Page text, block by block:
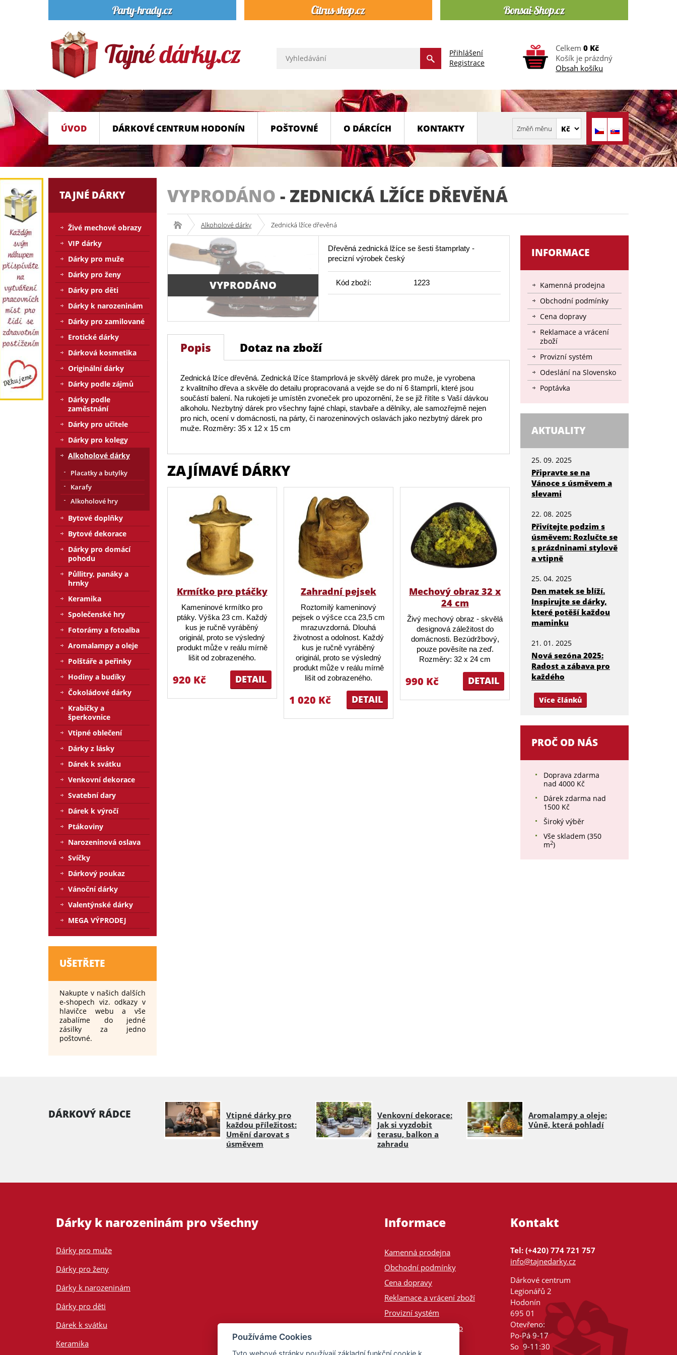
Přihlášení
Registrace
Celkem 0 Kč
Košík je prázdný
Obsah košíku
ÚVOD DÁRKOVÉ CENTRUM HODONÍN POŠTOVNÉ O DÁRCÍCH KONTAKTY
VYPRODÁNO - ZEDNICKÁ LŽÍCE DŘEVĚNÁ
Alkoholové dárky Zednická lžíce dřevěná
VYPRODÁNO
Dřevěná zednická lžíce se šesti štamprlaty -
precizní výrobek český
Kód zboží: 1223
Popis Dotaz na zboží
Zednická lžíce dřevěná. Zednická lžíce štamprlová je skvělý dárek pro muže, je vyrobena
z kvalitního dřeva a skvěle do detailu propracovaná a vejde se do ní 6 štamprlí, které jsou
součástí balení. Na rukojeti je umístěn zvoneček pro upozornění, že se již řítíte s Vaší dávkou
alkoholu. Nezbytný dárek pro všechny fajné chlapi, stavbaře a dělníky, ale samozřejmě nejen
pro nich, ocení v domácnosti, na párty, či narozeninových oslavách jako nezbytný dárek pro
muže. Rozměry: 35 x 12 x 15 cm
ZAJÍMAVÉ DÁRKY
Krmítko pro ptáčky
Kameninové krmítko pro
ptáky. Výška 23 cm. Každý
kus je ručně vyráběný
originál, proto se výsledný
produkt může v reálu mírně
lišit od zobrazeného.
DETAIL
920 Kč
Zahradní pejsek
Roztomilý kameninový
pejsek o výšce cca 23,5 cm
mrazuvzdorná. Dlouhá
životnost a odolnost. Každý
kus je ručně vyráběný
originál, proto se výsledný
produkt může v reálu mírně
lišit od zobrazeného.
DETAIL
1 020 Kč
Mechový obraz 32 x
24 cm
Živý mechový obraz - skvělá
designová záležitost do
domácnosti. Bezúdržbový,
pouze pověsíte na zeď.
Rozměry: 32 x 24 cm
DETAIL
990 Kč
INFORMACE
Kamenná prodejna
Obchodní podmínky
Cena dopravy
Reklamace a vrácení
zboží
Provizní systém
Odeslání na Slovensko
Poptávka
AKTUALITY
25. 09. 2025
Připravte se na
Vánoce s úsměvem a
slevami
22. 08. 2025
Přivítejte podzim s
úsměvem: Rozlučte se
s prázdninami stylově
a vtipně
25. 04. 2025
Den matek se blíží.
Inspirujte se dárky,
které potěší každou
maminku
21. 01. 2025
Nová sezóna 2025:
Radost a zábava pro
každého
Více článků
PROČ OD NÁS
Doprava zdarma
nad 4000 Kč
Dárek zdarma nad
1500 Kč
Široký výběr
Vše skladem (350
m2)
TAJNÉ DÁRKY
Živé mechové obrazy
VIP dárky
Dárky pro muže
Dárky pro ženy
Dárky pro děti
Dárky k narozeninám
Dárky pro zamilované
Erotické dárky
Dárková kosmetika
Originální dárky
Dárky podle zájmů
Dárky podle
zaměstnání
Dárky pro učitele
Dárky pro kolegy
Alkoholové dárky
Placatky a butylky
Karafy
Alkoholové hry
Bytové doplňky
Bytové dekorace
Dárky pro domácí
pohodu
Půllitry, panáky a
hrnky
Keramika
Společenské hry
Fotorámy a fotoalba
Aromalampy a oleje
Polštáře a peřinky
Hodiny a budíky
Čokoládové dárky
Krabičky a
šperkovnice
Vtipné oblečení
Dárky z lásky
Dárek k svátku
Venkovní dekorace
Svatební dary
Dárek k výročí
Ptákoviny
Narozeninová oslava
Svíčky
Dárkový poukaz
Vánoční dárky
Valentýnské dárky
MEGA VÝPRODEJ
UŠETŘETE
Nakupte v našich dalších
e-shopech viz. odkazy v
hlavičce webu a vše
zabalíme do jedné
zásilky za jedno
poštovné.
DÁRKOVÝ RÁDCE
Vtipné dárky pro
každou příležitost:
Umění darovat s
úsměvem
Venkovní dekorace:
Jak si vyzdobit
terasu, balkon a
zahradu
Aromalampy a oleje:
Vůně, která pohladí
Dárky k narozeninám pro všechny
Dárky pro muže
Dárky pro ženy
Dárky k narozeninám
Dárky pro děti
Dárek k svátku
Keramika
Informace
Kamenná prodejna
Obchodní podmínky
Cena dopravy
Reklamace a vrácení zboží
Provizní systém
Odeslání na Slovensko
Kontakt
Tel: (+420) 774 721 757
info@tajnedarky.cz
Dárkové centrum
Legionářů 2
Hodonín
695 01
Otevřeno:
Po-Pá 9-17
So 9-11:30
Používáme Cookies
Tyto webové stránky používají základní funkční cookie k